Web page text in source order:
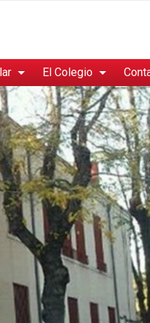
El Colegio